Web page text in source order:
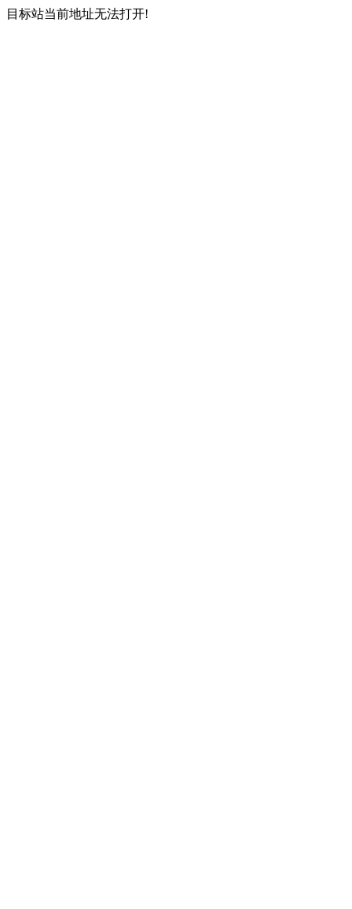
目标站当前地址无法打开!